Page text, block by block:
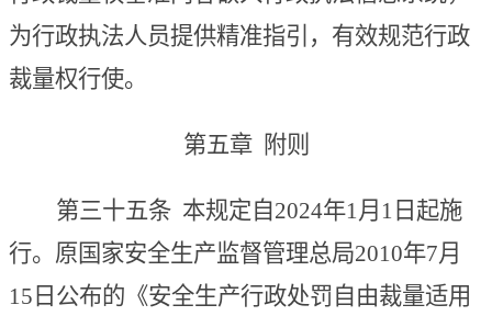
为行政执法人员提供精准指引，有效规范行政
裁量权行使。
第五章 附则
第三十五条本规定自2024年1月 1 日起施
行。原 国家安全生产监督管理总局2010年7月
15日公布的《安全生产行政处罚自由裁量适用